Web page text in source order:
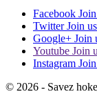
Facebook
Twitter Join
Google+ Join
Youtube Join
Instagram
© 2026 - Savez